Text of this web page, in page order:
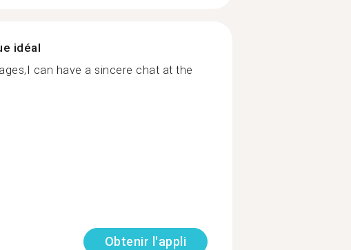
idéal
can have a sincere chat at the
Obtenir l'appli